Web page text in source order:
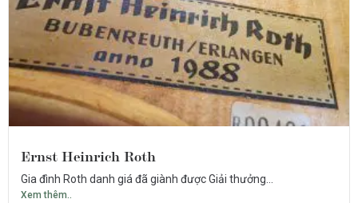
Ernst Heinrich Roth
Gia đình Roth danh giá đã giành được Giải thưởng...
Xem thêm..